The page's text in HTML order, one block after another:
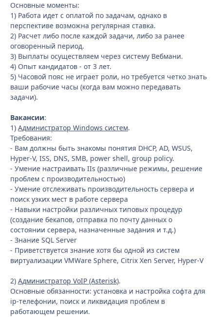
Основные моменты:
1) Работа идет с оплатой по задачам, однако в
перспективе возможна регулярная ставка.
2) Расчет либо после каждой задачи, либо за ранее
оговоренный период.
3) Выплаты осуществляем через систему Вебмани.
4) Опыт кандидатов - от 3 лет.
5) Часовой пояс не играет роли, но требуется четко знать
ваши рабочие часы (когда вам можно передавать
задачи).
Вакансии:
1) Администратор Windows систем.
Требования:
- Вам должны быть знакомы понятия DHCP, AD, WSUS,
Hyper-V, ISS, DNS, SMB, power shell, group policy.
- Умение настраивать IIs (различные режимы, решение
проблем с производительностью)
- Умение отслеживать производительность сервера и
поиск узких мест в работе сервера
- Навыки настройки различных типовых процедур
(создание бекапов, отправка по почту данных о
состоянии сервера, назначенные задания и т.д.)
- Знание SQL Server
- Приветствуется знание хотя бы одной из систем
виртуализации VMWare Sphere, Citrix Xen Server, Hyper-V
2) Администратор VoIP (Asterisk).
Основные обязанности: установка и настройка софта для
ip-телефонии, поиск и ликвидация проблем в
работающем решении.